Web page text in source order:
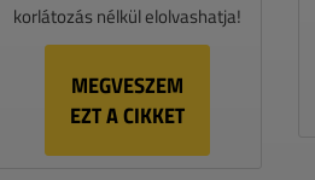
korlátozás nélkül elolvashatja!
MEGVESZEM
EZT A CIKKET